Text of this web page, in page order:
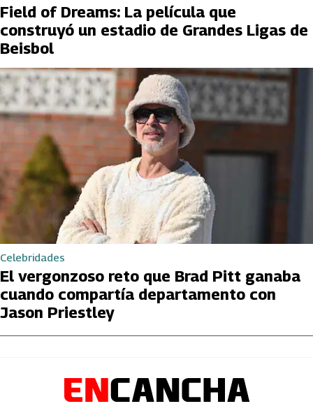
Field of Dreams: La película que
construyó un estadio de Grandes Ligas de
Beisbol
Celebridades
El vergonzoso reto que Brad Pitt ganaba
cuando compartía departamento con
Jason Priestley